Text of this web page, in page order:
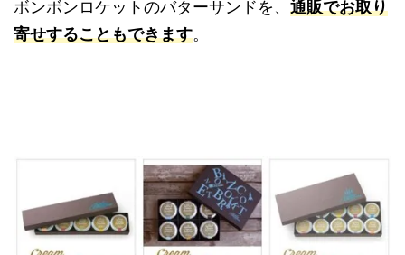
ボンボンロケットのバターサンドを、 通販でお取り
寄せすることもできます。